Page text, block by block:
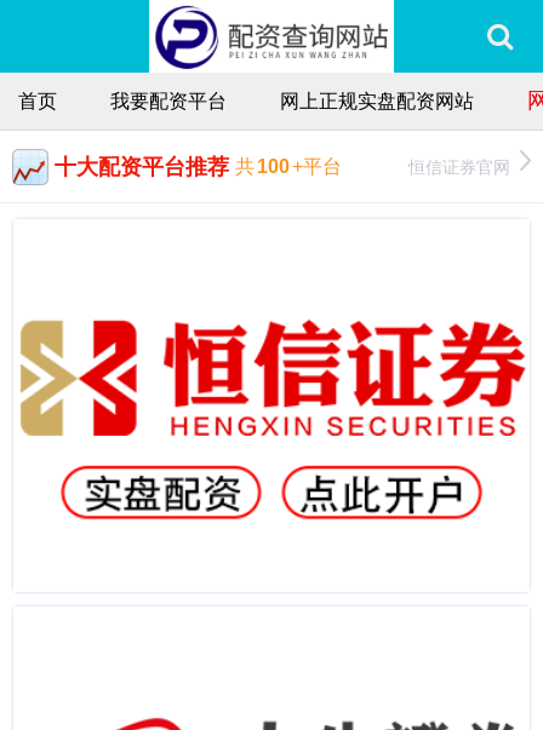
首页 我要配资平台 网上正规实盘配资网站
十大配资平台推荐 共100+平台 恒信证券官网